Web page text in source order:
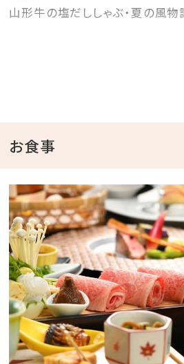
山形牛の塩だししゃぶ・夏の風
山形牛の味噌すき焼き・舟形産
【冬膳】
山形牛の霙鍋・山形牛ロースト冬
※季節によって内容が変更する場
■ご夕食
山形の旬の美味しさを盛り込
10品。
それぞれの素材の持ち味を存
せ。
お食事場所は会場食となります。
お食事